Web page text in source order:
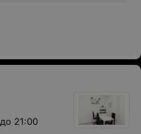
до 21:00